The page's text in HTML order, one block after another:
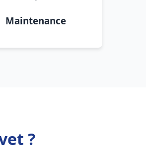
Maintenance
?